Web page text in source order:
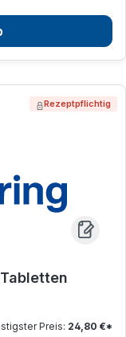
Rezeptpflichtig
Tabletten
Preis: 24,80 €*